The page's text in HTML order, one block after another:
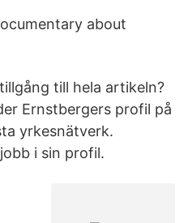
about
till hela artikeln?
Ernstbergers profil på
yrkesnätverk.
i sin profil.